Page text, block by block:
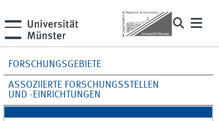
FORSCHUNGSGEBIETE
ASSOZIIERTE FORSCHUNGSSTELLEN
UND -EINRICHTUNGEN